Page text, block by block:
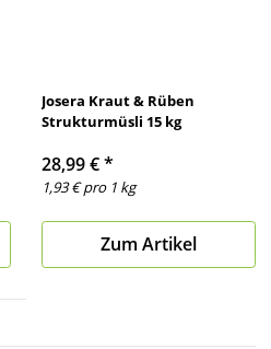
Josera Kraut & Rüben
Strukturmüsli 15 kg
28,99 €*
1,93 € pro 1 kg
Zum Artikel